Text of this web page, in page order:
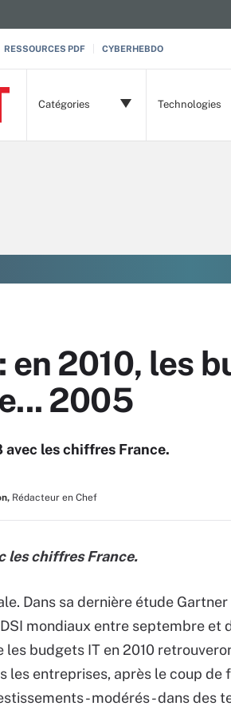
RESSOURCES PDF CYBERHEBDO
Catégories Technologies
en 2010, les
2005
avec les chiffres France.
Rédacteur en Chef
les chiffres France.
Dans sa dernière étude
mondiaux entre septembre et
les budgets IT en 2010
les entreprises, après le coup de
- modérés - dans des